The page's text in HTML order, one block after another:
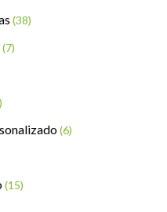
(38)
(7)
(6)
(15)